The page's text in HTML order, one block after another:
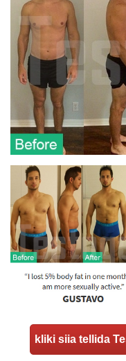
kliki siia tellida